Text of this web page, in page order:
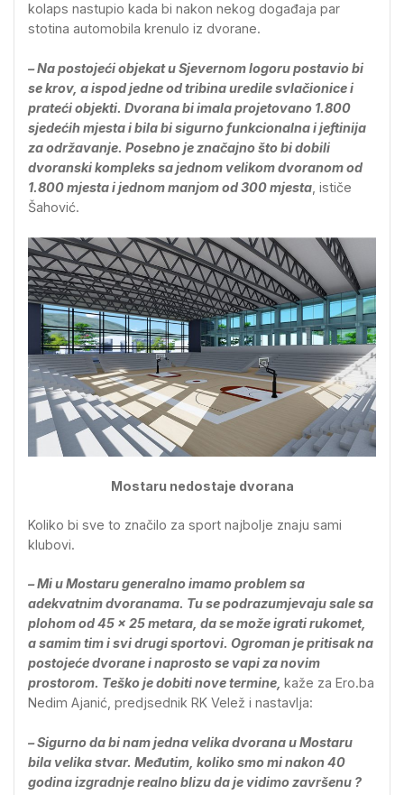
kolaps nastupio kada bi nakon nekog događaja par
stotina automobila krenulo iz dvorane.
– Na postojeći objekat u Sjevernom logoru postavio bi
se krov, a ispod jedne od tribina uredile svlačionice i
prateći objekti. Dvorana bi imala projetovano 1.800
sjedećih mjesta i bila bi sigurno funkcionalna i jeftinija
za održavanje. Posebno je značajno što bi dobili
dvoranski kompleks sa jednom velikom dvoranom od
1.800 mjesta i jednom manjom od 300 mjesta , ističe
Šahović.
Mostaru nedostaje dvorana
Koliko bi sve to značilo za sport najbolje znaju sami
klubovi.
– Mi u Mostaru generalno imamo problem sa
adekvatnim dvoranama. Tu se podrazumjevaju sale sa
plohom od 45 x 25 metara, da se može igrati rukomet,
a samim tim i svi drugi sportovi. Ogroman je pritisak na
postojeće dvorane i naprosto se vapi za novim
prostorom. Teško je dobiti nove termine, kaže za Ero.ba
Nedim Ajanić, predjsednik RK Velež i nastavlja:
– Sigurno da bi nam jedna velika dvorana u Mostaru
bila velika stvar. Međutim, koliko smo mi nakon 40
godina izgradnje realno blizu da je vidimo završenu ?